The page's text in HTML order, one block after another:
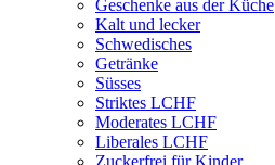
Geschenke aus der Küche
Kalt und lecker
Schwedisches
Getränke
Süsses
Striktes LCHF
Moderates LCHF
Liberales LCHF